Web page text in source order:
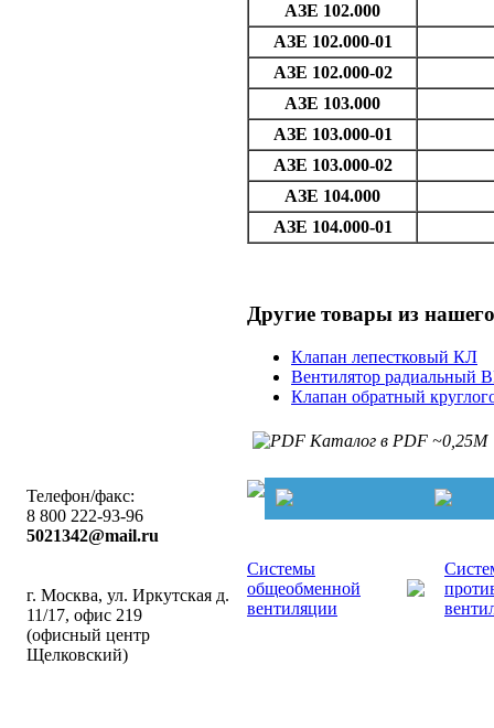
АЗЕ 102.000
АЗЕ 102.000-01
АЗЕ 102.000-02
АЗЕ 103.000
АЗЕ 103.000-01
АЗЕ 103.000-02
АЗЕ 104.000
АЗЕ 104.000-01
Другие товары из
Клапан лепестковый КЛ
Вентилятор радиальный
Клапан обратный
Каталог в PDF ~0,25М
Телефон/факс:
8 800 222-93-96
5021342@mail.ru
г. Москва, ул. Иркутская д.
11/17, офис 219
(офисный центр
Щелковский)
Системы
общеобменной
вентиляции